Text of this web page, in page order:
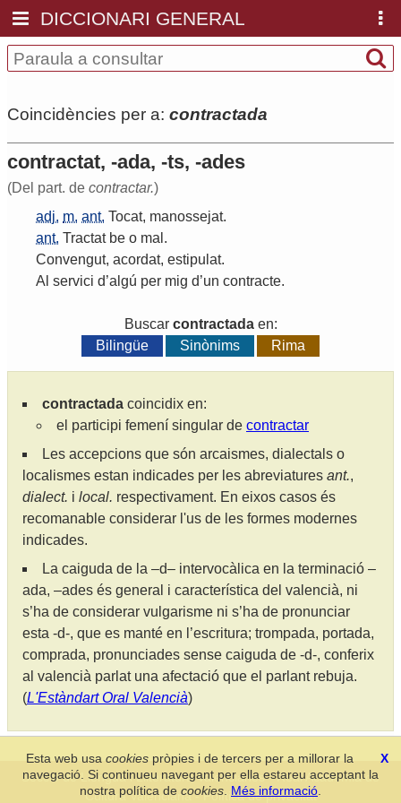
DICCIONARI GENERAL
Coincidències per a: contractada
contractat, -ada, -ts, -ades
(Del part. de contractar.)
adj. m. ant. Tocat, manossejat.
ant. Tractat be o mal .
Convengut, acordat, estipulat.
Al servici d’algú per mig d’un contracte.
Buscar contractadaen:
Bilingüe
Sinònims Rima
contractada coincidix en:
el participi femení singular de contractar
Les accepcions que són arcaismes, dialectals o
localismes estan indicades per les abreviatures ant.,
dialect. i local. respectivament. En eixos casos és
recomanable considerar l'us de les formes modernes
indicades.
La caiguda de la –d– intervocàlica en la terminació –
ada, –ades és general i característica del valencià, ni
s’ha de considerar vulgarisme ni s’ha de pronunciar
esta -d-, que es manté en l’escritura; trompada, portada,
comprada, pronunciades sense caiguda de -d-, conferix
al valencià parlat una afectació que el parlant rebuja.
(L'Estàndart Oral Valencià)
Secció de Llengua i Lliteratura Valencianes-Real Acadèmia de
Cultura Valenciana-Política de privacitat
X
Esta web usacookies pròpies i de tercers per a millorar la
navegació. Si continueu navegant per ella estareu acceptant la
nostra política de cookies Més informació